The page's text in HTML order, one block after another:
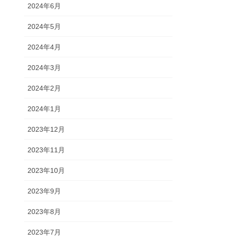
2024年6月
2024年5月
2024年4月
2024年3月
2024年2月
2024年1月
2023年12月
2023年11月
2023年10月
2023年9月
2023年8月
2023年7月